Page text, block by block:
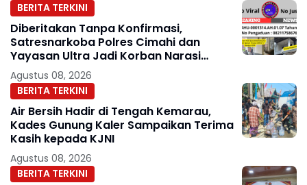
BERITA TERKINI
Diberitakan Tanpa Konfirmasi,
Satresnarkoba Polres Cimahi dan
Yayasan Ultra Jadi Korban Narasi
Sepihak
Agustus 08, 2026
BERITA TERKINI
Air Bersih Hadir di Tengah Kemarau,
Kades Gunung Kaler Sampaikan Terima
Kasih kepada KJNI
Agustus 08, 2026
BERITA TERKINI